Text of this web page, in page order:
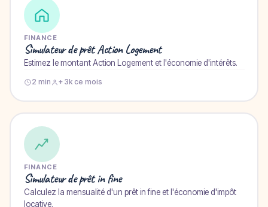
FINANCE
Simulateur de prêt Action Logement
Estimez le montant Action Logement et l'économie d'intérêts.
2 min + 3k ce mois
FINANCE
Simulateur de prêt in fine
Calculez la mensualité d'un prêt in fine et l'économie d'impôt
locative.